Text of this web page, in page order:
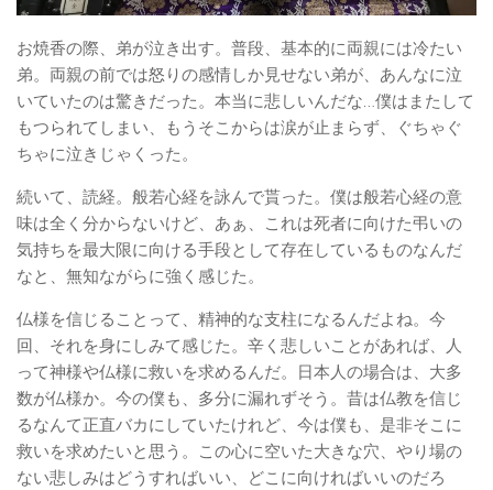
お焼香の際、弟が泣き出す。普段、基本的に両親には冷たい
弟。両親の前では怒りの感情しか見せない弟が、あんなに泣
いていたのは驚きだった。本当に悲しいんだな…僕はまたして
もつられてしまい、もうそこからは涙が止まらず、ぐちゃぐ
ちゃに泣きじゃくった。
続いて、読経。般若心経を詠んで貰った。僕は般若心経の意
味は全く分からないけど、あぁ、これは死者に向けた弔いの
気持ちを最大限に向ける手段として存在しているものなんだ
なと、無知ながらに強く感じた。
仏様を信じることって、精神的な支柱になるんだよね。今
回、それを身にしみて感じた。辛く悲しいことがあれば、人
って神様や仏様に救いを求めるんだ。日本人の場合は、大多
数が仏様か。今の僕も、多分に漏れずそう。昔は仏教を信じ
るなんて正直バカにしていたけれど、今は僕も、是非そこに
救いを求めたいと思う。この心に空いた大きな穴、やり場の
ない悲しみはどうすればいい、どこに向ければいいのだろ